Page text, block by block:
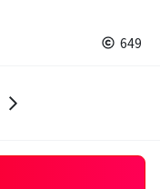
649